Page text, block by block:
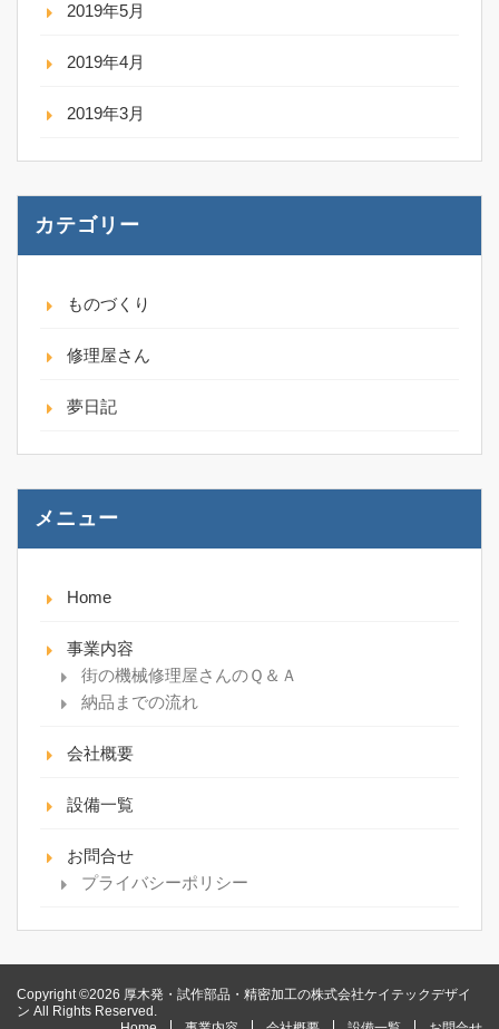
2019年5月
2019年4月
2019年3月
カテゴリー
ものづくり
修理屋さん
夢日記
メニュー
Home
事業内容
街の機械修理屋さんのＱ＆Ａ
納品までの流れ
会社概要
設備一覧
お問合せ
プライバシーポリシー
Copyright ©2026 厚木発・試作部品・精密加工の株式会社ケイテックデザイ
ン All Rights Reserved.